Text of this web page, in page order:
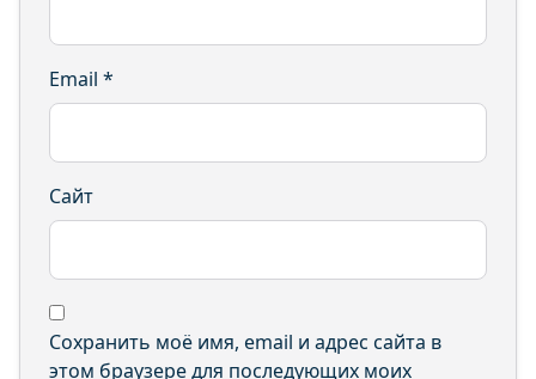
Email *
Сайт
Сохранить моё имя, email и адрес сайта в
этом браузере для последующих моих